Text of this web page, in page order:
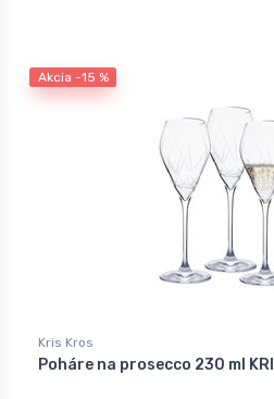
Akcia -15 %
Kris Kros
Poháre na prosecco 230 ml